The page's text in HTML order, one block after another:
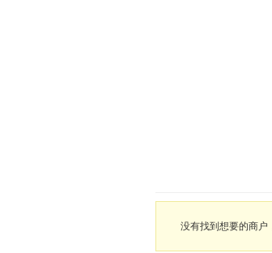
没有找到想要的商户